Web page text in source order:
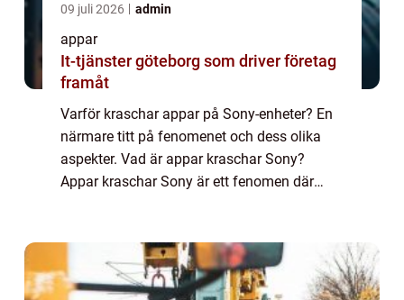
09 juli 2026 admin
appar
It-tjänster göteborg som driver företag
framåt
Varför kraschar appar på Sony-enheter? En
närmare titt på fenomenet och dess olika
aspekter. Vad är appar kraschar Sony?
Appar kraschar Sony är ett fenomen där
förvarning. De...